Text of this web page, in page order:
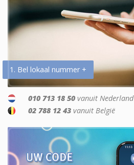
1. Bel lokaal nummer +
010 713 18 50 vanuit Nederland
02 788 12 43 vanuit België